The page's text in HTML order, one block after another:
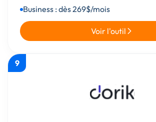
Business : dès 269$/mois
Voir l'outil
9